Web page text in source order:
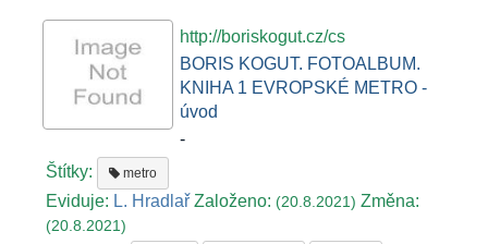
http://boriskogut.cz/cs
BORIS KOGUT. FOTOALBUM.
KNIHA 1 EVROPSKÉ METRO -
úvod
-
Štítky:
metro
Eviduje: L. Hradlař Založeno:(20.8.2021)Změna:
(20.8.2021)